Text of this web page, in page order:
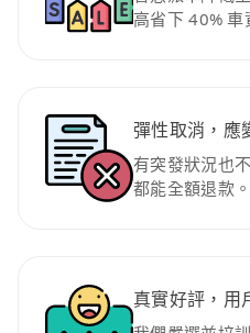
高省下 40% 車
彈性取消，應
有突發狀況也
都能全額退款。
真實好評，用